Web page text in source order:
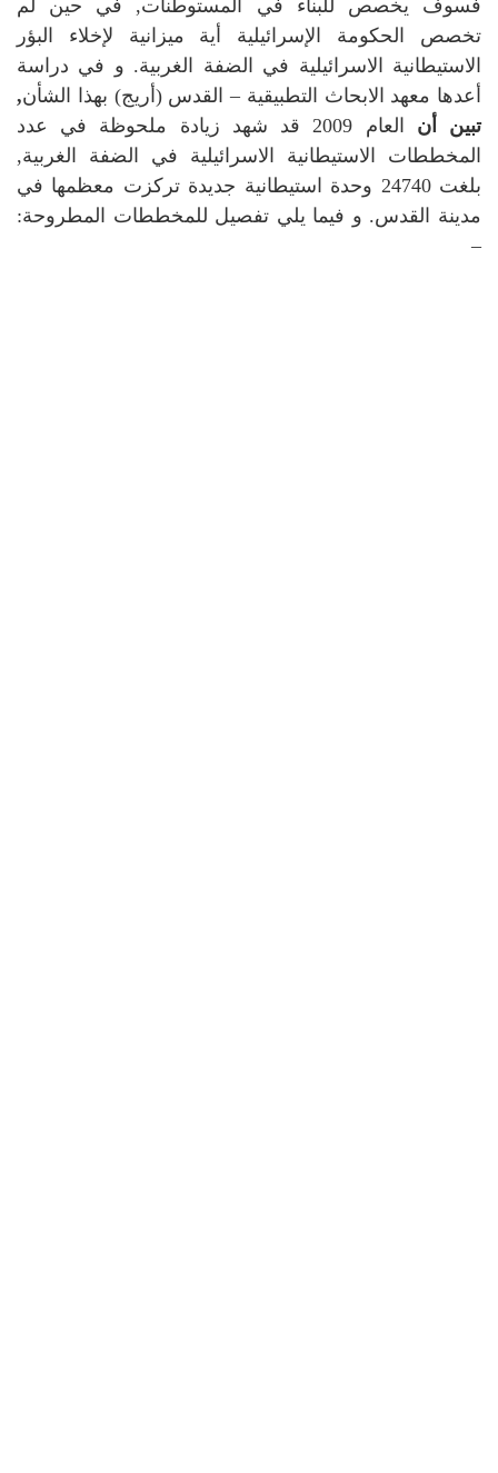
فسوف يخصص للبناء في المستوطنات, في حين لم
تخصص الحكومة الإسرائيلية أية ميزانية لإخلاء البؤر
الاستيطانية الاسرائيلية في الضفة الغربية. و في دراسة
أعدها معهد الابحاث التطبيقية – القدس (أريج) بهذا الشأن,
تبين أن
العام 2009 قد شهد زيادة ملحوظة في عدد
المخططات الاستيطانية الاسرائيلية في الضفة الغربية,
بلغت 24740 وحدة استيطانية جديدة تركزت معظمها في
مدينة القدس. و فيما يلي تفصيل للمخططات المطروحة:
–